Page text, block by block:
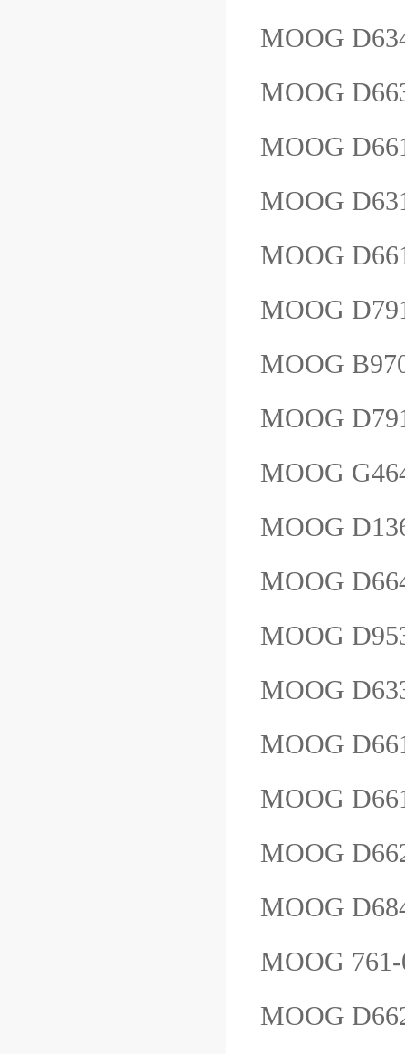
MOOG
MOOG
MOOG
MOOG
MOOG
MOOG
MOOG
MOOG
MOOG
MOOG
MOOG
MOOG
MOOG
MOOG
MOOG
MOOG
MOOG
MOOG
MOOG